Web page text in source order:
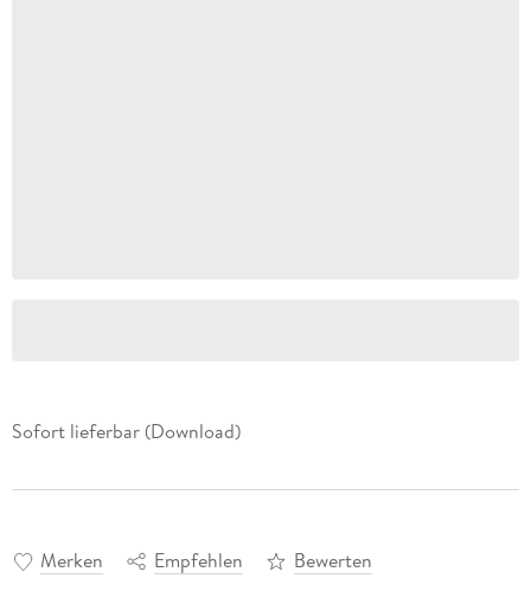
Sofort lieferbar (Download)
Merken Empfehlen Bewerten